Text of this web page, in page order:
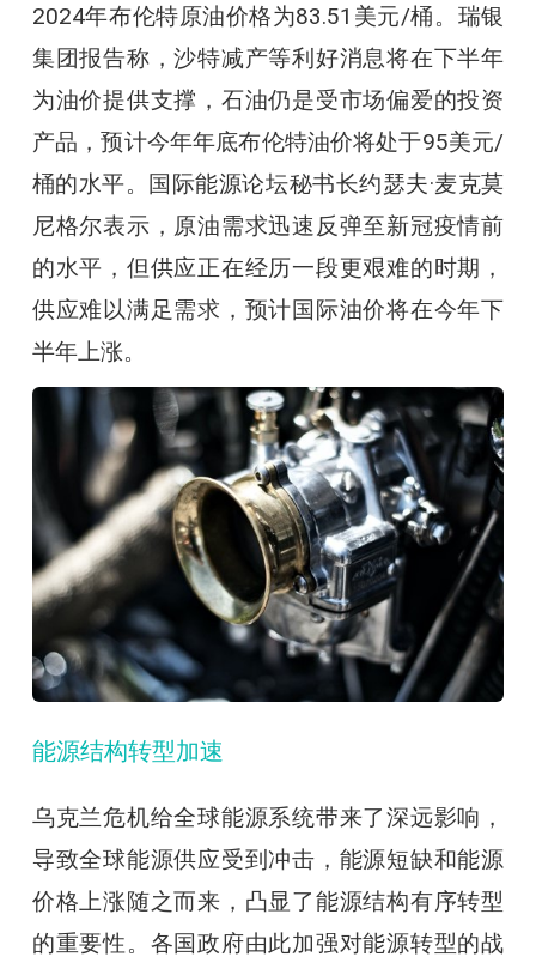
2024年布伦特原油价格为83.51美元/桶。瑞银
集团报告称，沙特减产等利好消息将在下半年
为油价提供支撑，石油仍是受市场偏爱的投资
产品，预计今年年底布伦特油价将处于95美元/
桶的水平。国际能源论坛秘书长约瑟夫·麦克莫
尼格尔表示，原油需求迅速反弹至新冠疫情前
的水平，但供应正在经历一段更艰难的时期，
供应难以满足需求，预计国际油价将在今年下
半年上涨。
能源结构转型加速
乌克兰危机给全球能源系统带来了深远影响，
导致全球能源供应受到冲击，能源短缺和能源
价格上涨随之而来，凸显了能源结构有序转型
的重要性。各国政府由此加强对能源转型的战